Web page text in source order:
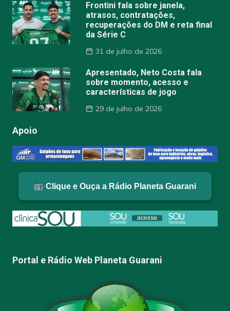
Frontini fala sobre janela,
atrasos, contratações,
recuperações do DM e reta final
da Série C
31 de julho de 2026
Apresentado, Neto Costa fala
sobre momento, acesso e
características de jogo
29 de julho de 2026
Apoio
Clique e Ouça a Rádio Planeta Guarani
Portal e Rádio Web Planeta Guarani